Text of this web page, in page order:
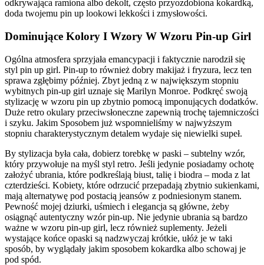
odkrywająca ramiona albo dekolt, często przyozdobiona kokardką,
doda twojemu pin up lookowi lekkości i zmysłowości.
Dominujące Kolory I Wzory W Wzoru Pin-up Girl
Ogólna atmosfera sprzyjała emancypacji i faktycznie narodził się
styl pin up girl. Pin-up to również dobry makijaż i fryzura, lecz ten
sprawa zgłębimy później. Zbyt jedną z w największym stopniu
wybitnych pin-up girl uznaje się Marilyn Monroe. Podkręć swoją
stylizację w wzoru pin up zbytnio pomocą imponujących dodatków.
Duże retro okulary przeciwsłoneczne zapewnią trochę tajemniczości
i szyku. Jakim Sposobem już wspomnieliśmy w najwyższym
stopniu charakterystycznym detalem wydaje się niewielki supeł.
By stylizacja była cała, dobierz torebkę w paski – subtelny wzór,
który przywołuje na myśl styl retro. Jeśli jedynie posiadamy ochotę
założyć ubrania, które podkreślają biust, talię i biodra – moda z lat
czterdzieści. Kobiety, które odrzucić przepadają zbytnio sukienkami,
mają alternatywę pod postacią jeansów z podniesionym stanem.
Pewność mojej dziurki, uśmiech i elegancja są główne, żeby
osiągnąć autentyczny wzór pin-up. Nie jedynie ubrania są bardzo
ważne w wzoru pin-up girl, lecz również suplementy. Jeżeli
wystające końce opaski są nadzwyczaj krótkie, ułóż je w taki
sposób, by wyglądały jakim sposobem kokardka albo schowaj je
pod spód.